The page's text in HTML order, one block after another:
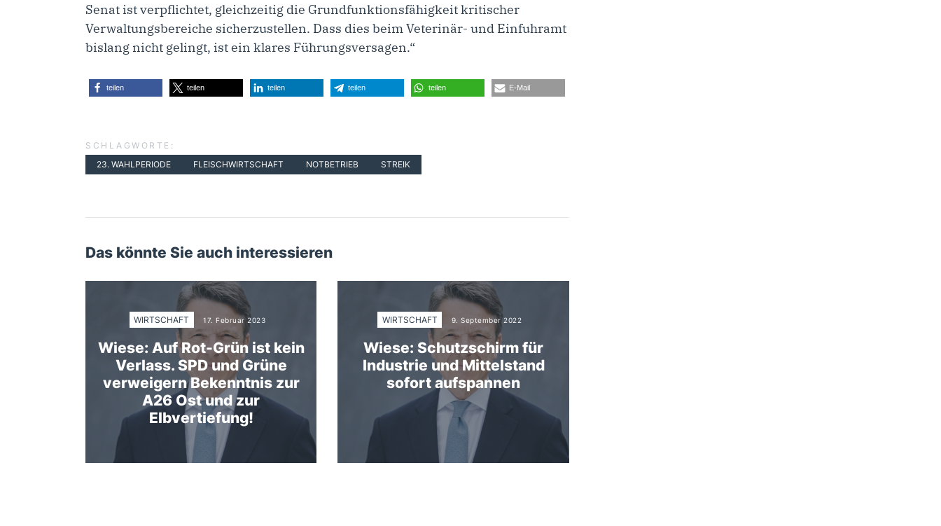
Senat ist verpflichtet, gleichzeitig die Grundfunktionsfähigkeit kritischer
Verwaltungsbereiche sicherzustellen. Dass dies beim Veterinär- und Einfuhramt
bislang nicht gelingt, ist ein klares Führungsversagen.“
teilen teilen teilen teilen teilen E-Mail
SCHLAGWORTE:
23. WAHLPERIODE
FLEISCHWIRTSCHAFT NOTBETRIEB STREIK
Das könnte Sie auch interessieren
WIRTSCHAFT 17. Februar 2023
Wiese: Auf Rot-Grün ist kein
Verlass. SPD und Grüne
verweigern Bekenntnis zur
A26 Ost und zur
Elbvertiefung!
WIRTSCHAFT 9. September 2022
Wiese: Schutzschirm für
Industrie und Mittelstand
sofort aufspannen